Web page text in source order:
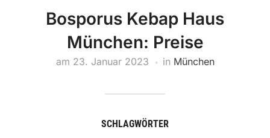
Bosporus Kebap Haus
München: Preise
am 23. Januar 2023 in München
SCHLAGWÖRTER